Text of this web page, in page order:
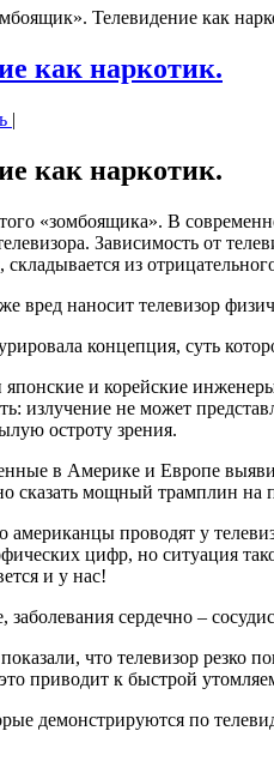
Телевидение как
как наркотик.
|
как наркотик.
«зомбоящика». В
Зависимость от
из
вред наносит телевизор
концепция, суть
и корейские
излучение не может
остроту зрения.
в Америке и Европе
сказать мощный трамплин на
американцы проводят у
цифр, но ситуация
и у нас!
сердечно –
что телевизор
приводит к быстрой
демонстрируются по